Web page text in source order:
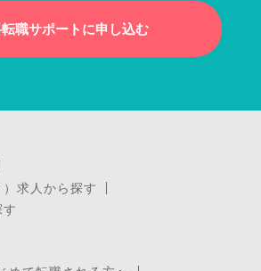
職サポートに申し込む
求人から探す